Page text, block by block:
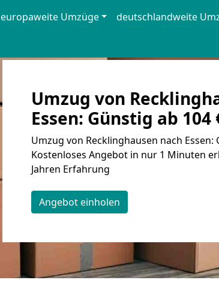
europaweite Umzüge
deutschlandweite
Umzug von
Essen: Günstig ab 104
Umzug von Recklinghausen nach Essen:
Kostenloses Angebot in nur 1 Minuten
Jahren Erfahrung
Angebot einholen